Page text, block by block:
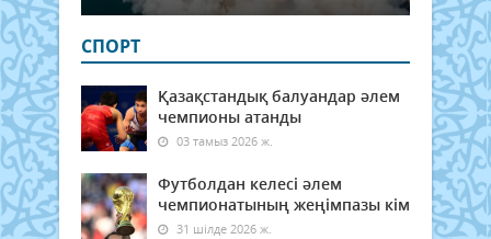
СПОРТ
Қазақстандық балуандар әлем
чемпионы атанды
03 тамыз 2026 ж.
Футболдан келесі әлем
чемпионатының жеңімпазы кім
31 шілде 2026 ж.